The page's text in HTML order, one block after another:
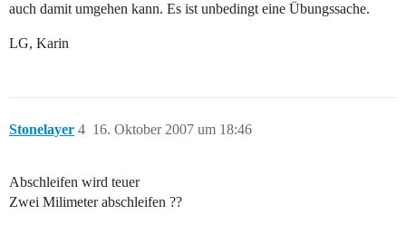
auch damit umgehen kann. Es ist unbedingt eine Übungssache.
LG, Karin
Stonelayer 16. Oktober 2007 um 18:46
4
Abschleifen wird teuer
Zwei Milimeter abschleifen ??